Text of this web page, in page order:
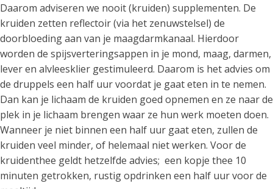
Daarom adviseren we nooit (kruiden) supplementen. De
kruiden zetten reflectoir (via het zenuwstelsel) de
doorbloeding aan van je maagdarmkanaal. Hierdoor
worden de spijsverteringsappen in je mond, maag, darmen,
lever en alvleesklier gestimuleerd. Daarom is het advies om
de druppels een half uur voordat je gaat eten in te nemen.
Dan kan je lichaam de kruiden goed opnemen en ze naar de
plek in je lichaam brengen waar ze hun werk moeten doen.
Wanneer je niet binnen een half uur gaat eten, zullen de
kruiden veel minder, of helemaal niet werken. Voor de
kruidenthee geldt hetzelfde advies; een kopje thee 10
minuten getrokken, rustig opdrinken een half uur voor de